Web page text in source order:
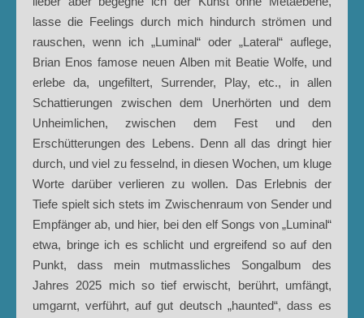
lasse die Feelings durch mich hindurch strömen und
rauschen, wenn ich „Luminal“ oder „Lateral“ auflege,
Brian Enos famose neuen Alben mit Beatie Wolfe, und
erlebe da, ungefiltert, Surrender, Play, etc., in allen
Schattierungen zwischen dem Unerhörten und dem
Unheimlichen, zwischen dem Fest und den
Erschütterungen des Lebens. Denn all das dringt hier
durch, und viel zu fesselnd, in diesen Wochen, um kluge
Worte darüber verlieren zu wollen. Das Erlebnis der
Tiefe spielt sich stets im Zwischenraum von Sender und
Empfänger ab, und hier, bei den elf Songs von „Luminal“
etwa, bringe ich es schlicht und ergreifend so auf den
Punkt, dass mein mutmassliches Songalbum des
Jahres 2025 mich so tief erwischt, berührt, umfängt,
umgarnt, verführt, auf gut deutsch „haunted“, dass es